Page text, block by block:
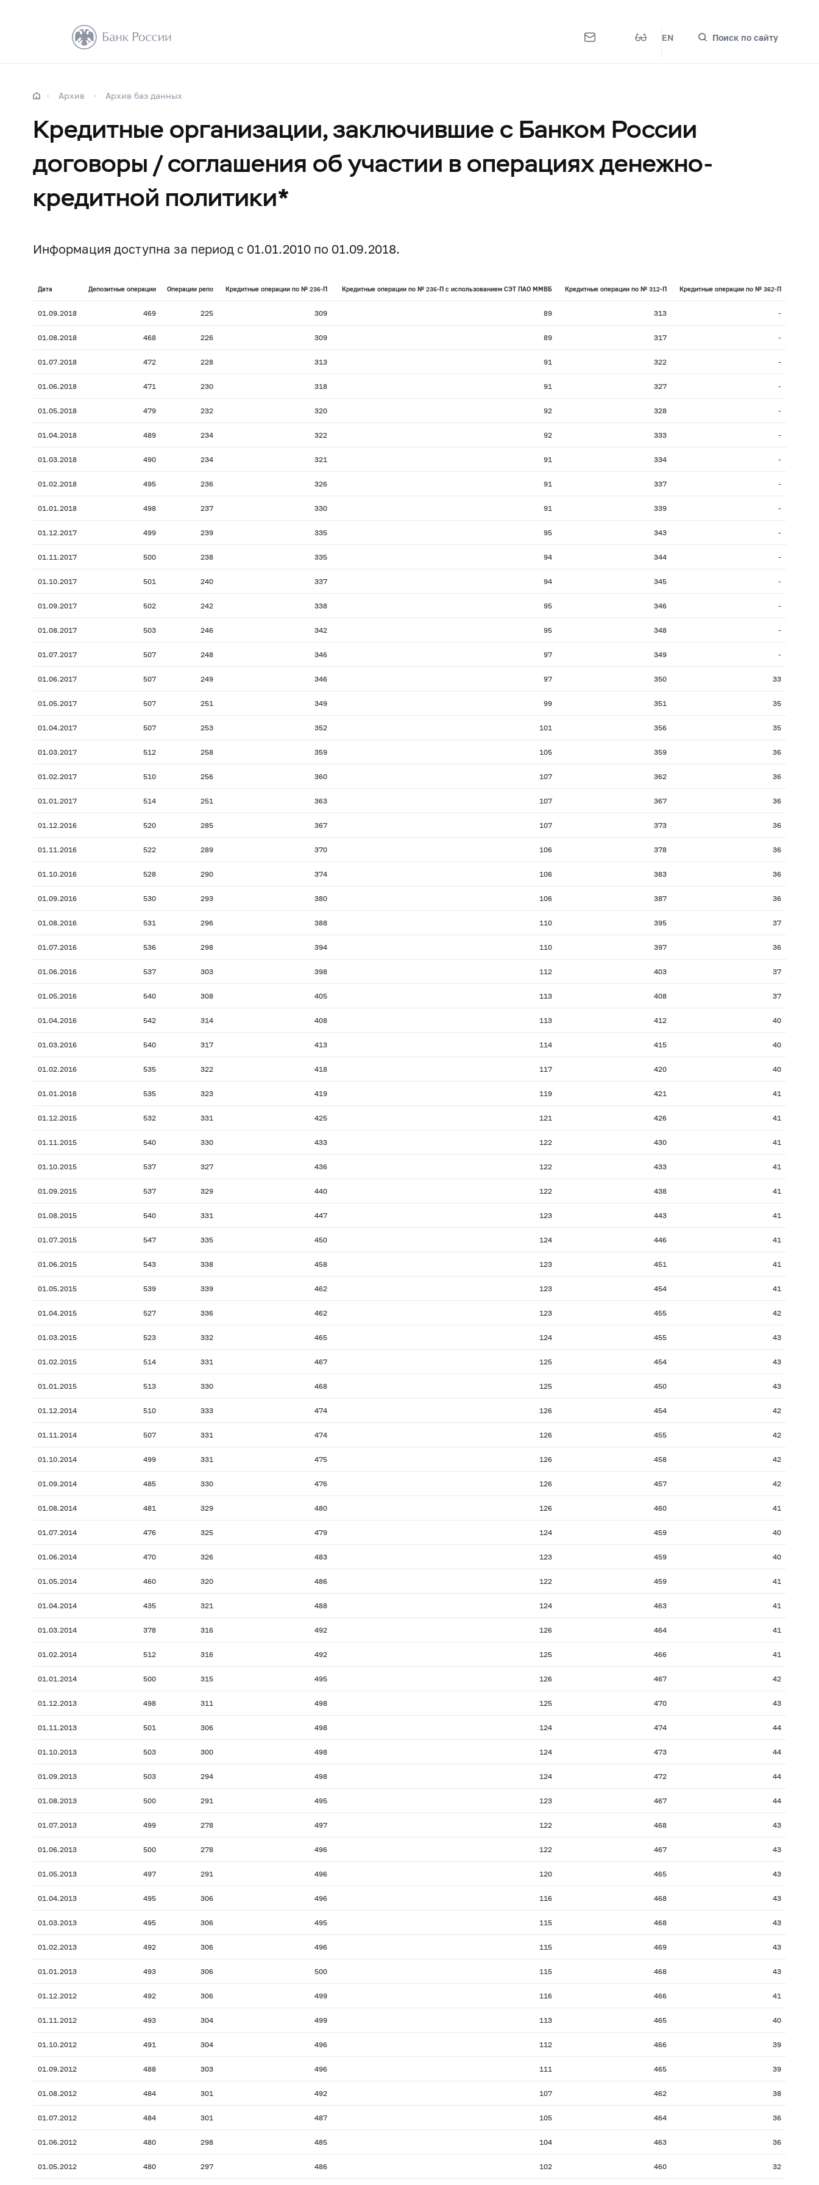
EN Поиск по сайту
Архив Архив баз данных
Кредитные организации, заключившие с Банком России
договоры / соглашения об участии в операциях денежно-
кредитной политики*
Информация доступна за период с 01.01.2010 по 01.09.2018.
Дата Депозитные операции Операции репо Кредитные операции по № 236-П Кредитные операции по № 236-Пс использованием СЭТ ПАО ММВБ Кредитные операции по № 312-П Кредитные операции по № 362-П
01.09.2018 469 225 309 89 313 -
01.08.2018 468 226 309 89 317 -
01.07.2018 472 228 313 91 322 -
01.06.2018 471 230 318 91 327 -
01.05.2018 479 232 320 92 328 -
01.04.2018 489 234 322 92 333 -
01.03.2018 490 234 321 91 334 -
01.02.2018 495 236 326 91 337 -
01.01.2018 498 237 330 91 339 -
01.12.2017 499 239 335 95 343 -
01.11.2017 500 238 335 94 344 -
01.10.2017 501 240 337 94 345 -
01.09.2017 502 242 338 95 346 -
01.08.2017 503 246 342 95 348 -
01.07.2017 507 248 346 97 349 -
01.06.2017 507 249 346 97 350 33
01.05.2017 507 251 349 99 351 35
01.04.2017 507 253 352 101 356 35
01.03.2017 512 258 359 105 359 36
01.02.2017 510 256 360 107 362 36
01.01.2017 514 251 363 107 367 36
01.12.2016 520 285 367 107 373 36
01.11.2016 522 289 370 106 378 36
01.10.2016 528 290 374 106 383 36
01.09.2016 530 293 380 106 387 36
01.08.2016 531 296 388 110 395 37
01.07.2016 536 298 394 110 397 36
01.06.2016 537 303 398 112 403 37
01.05.2016 540 308 405 113 408 37
01.04.2016 542 314 408 113 412 40
01.03.2016 540 317 413 114 415 40
01.02.2016 535 322 418 117 420 40
01.01.2016 535 323 419 119 421 41
01.12.2015 532 331 425 121 426 41
01.11.2015 540 330 433 122 430 41
01.10.2015 537 327 436 122 433 41
01.09.2015 537 329 440 122 438 41
01.08.2015 540 331 447 123 443 41
01.07.2015 547 335 450 124 446 41
01.06.2015 543 338 458 123 451 41
01.05.2015 539 339 462 123 454 41
01.04.2015 527 336 462 123 455 42
01.03.2015 523 332 465 124 455 43
01.02.2015 514 331 467 125 454 43
01.01.2015 513 330 468 125 450 43
01.12.2014 510 333 474 126 454 42
01.11.2014 507 331 474 126 455 42
01.10.2014 499 331 475 126 458 42
01.09.2014 485 330 476 126 457 42
01.08.2014 481 329 480 126 460 41
01.07.2014 476 325 479 124 459 40
01.06.2014 470 326 483 123 459 40
01.05.2014 460 320 486 122 459 41
01.04.2014 435 321 488 124 463 41
01.03.2014 378 316 492 126 464 41
01.02.2014 512 316 492 125 466 41
01.01.2014 500 315 495 126 467 42
01.12.2013 498 311 498 125 470 43
01.11.2013 501 306 498 124 474 44
01.10.2013 503 300 498 124 473 44
01.09.2013 503 294 498 124 472 44
01.08.2013 500 291 495 123 467 44
01.07.2013 499 278 497 122 468 43
01.06.2013 500 278 496 122 467 43
01.05.2013 497 291 496 120 465 43
01.04.2013 495 306 496 116 468 43
01.03.2013 495 306 495 115 468 43
01.02.2013 492 306 496 115 469 43
01.01.2013 493 306 500 115 468 43
01.12.2012 492 306 499 116 466 41
01.11.2012 493 304 499 113 465 40
01.10.2012 491 304 496 112 466 39
01.09.2012 488 303 496 111 465 39
01.08.2012 484 301 492 107 462 38
01.07.2012 484 301 487 105 464 36
01.06.2012 480 298 485 104 463 36
01.05.2012 480 297 486 102 460 32